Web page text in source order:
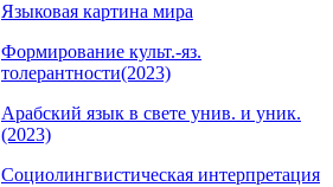
Языковая картина мира
Формирование культ.-яз.
толерантности(2023)
Арабский язык в свете унив. и уник.
(2023)
Социолингвистическая интерпретация